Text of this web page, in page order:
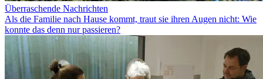
Überraschende Nachrichten
Als die Familie nach Hause kommt, traut sie ihren Augen nicht: Wie
konnte das denn nur passieren?